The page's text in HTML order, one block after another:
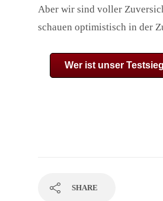
Aber wir sind voller
schauen optimistisch in der
Wer ist unser
SHARE